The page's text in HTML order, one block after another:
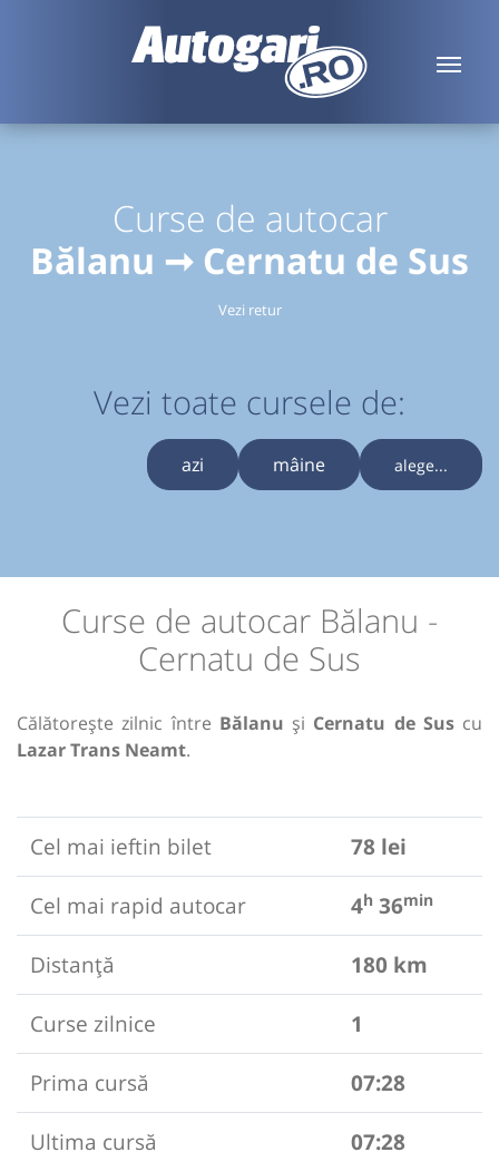
Curse de autocar
Bălanu ➞ Cernatu de Sus
Vezi retur
Vezi toate cursele de:
azi mâine alege...
Curse de autocar Bălanu -
Cernatu de Sus
Călătorește zilnic între Bălanu și Cernatu de Suscu
Lazar Trans Neamt.
Cel mai ieftin bilet
78 lei
Cel mai rapid autocar
4h 36min
Distanță
180 km
Curse zilnice
1
Prima cursă
07:28
Ultima cursă
07:28